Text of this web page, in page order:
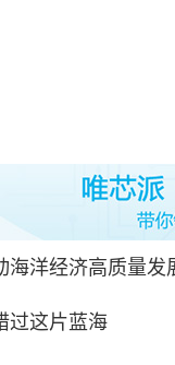
洋经济高质量
这片蓝海